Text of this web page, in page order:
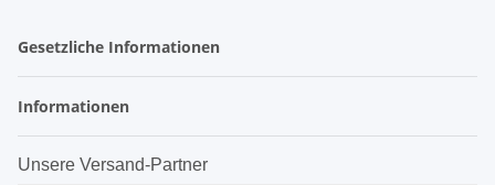
Gesetzliche Informationen
Informationen
Unsere Versand-Partner